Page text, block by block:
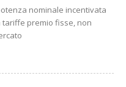
nominale incentivata
tariffe premio fisse, non